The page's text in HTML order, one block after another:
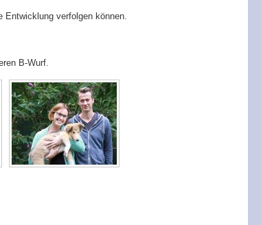
Entwicklung verfolgen können.
B-Wurf.